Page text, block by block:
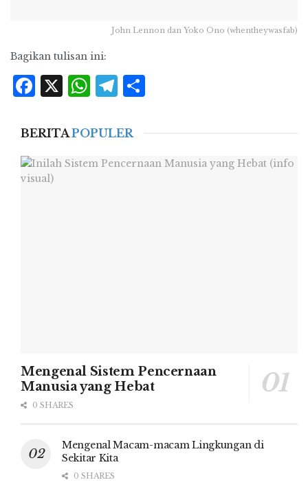
John Lennon dan Yoko Ono (whentheywasfab)
Bagikan tulisan ini:
Facebook
X WhatsApp
Telegram
BERITAPOPULER
Mengenal Sistem Pencernaan
Manusia yang Hebat
0 SHARES
Mengenal Macam-macam Lingkungan di
Sekitar Kita
0 SHARES